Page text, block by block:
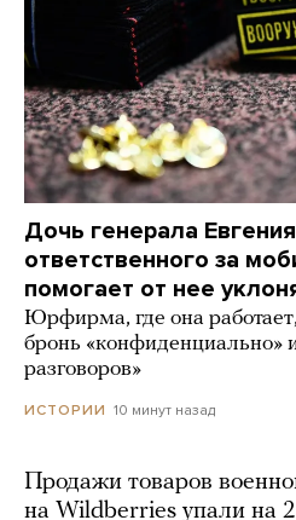
Дочь генерала
ответственного за
помогает от нее
Юрфирма, где она
бронь «конфиденциально»
разговоров»
ИСТОРИИ 10 минут назад
Продажи товаров
на Wildberries упали на